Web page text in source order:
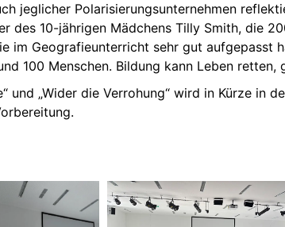
jeglicher Polarisierungsunternehmen
des 10-jährigen Mädchens Tilly Smith, die
im Geografieunterricht sehr gut aufgepasst
100 Menschen. Bildung kann Leben
und „Wider die Verrohung“ wird in Kürze in